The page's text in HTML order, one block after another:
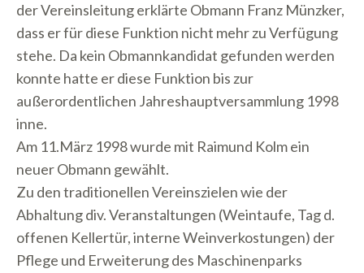
der Vereinsleitung erklärte Obmann Franz Münzker,
dass er für diese Funktion nicht mehr zu Verfügung
stehe. Da kein Obmannkandidat gefunden werden
konnte hatte er diese Funktion bis zur
außerordentlichen Jahreshauptversammlung 1998
inne.
Am 11.März 1998 wurde mit Raimund Kolm ein
neuer Obmann gewählt.
Zu den traditionellen Vereinszielen wie der
Abhaltung div. Veranstaltungen (Weintaufe, Tag d.
offenen Kellertür, interne Weinverkostungen) der
Pflege und Erweiterung des Maschinenparks